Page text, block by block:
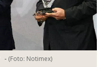
- (Foto: Notimex)